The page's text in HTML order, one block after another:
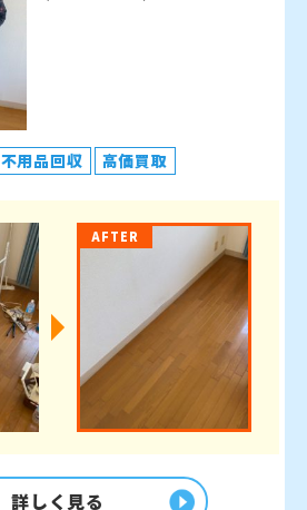
不用品回収 高価買取
AFTER
詳しく見る